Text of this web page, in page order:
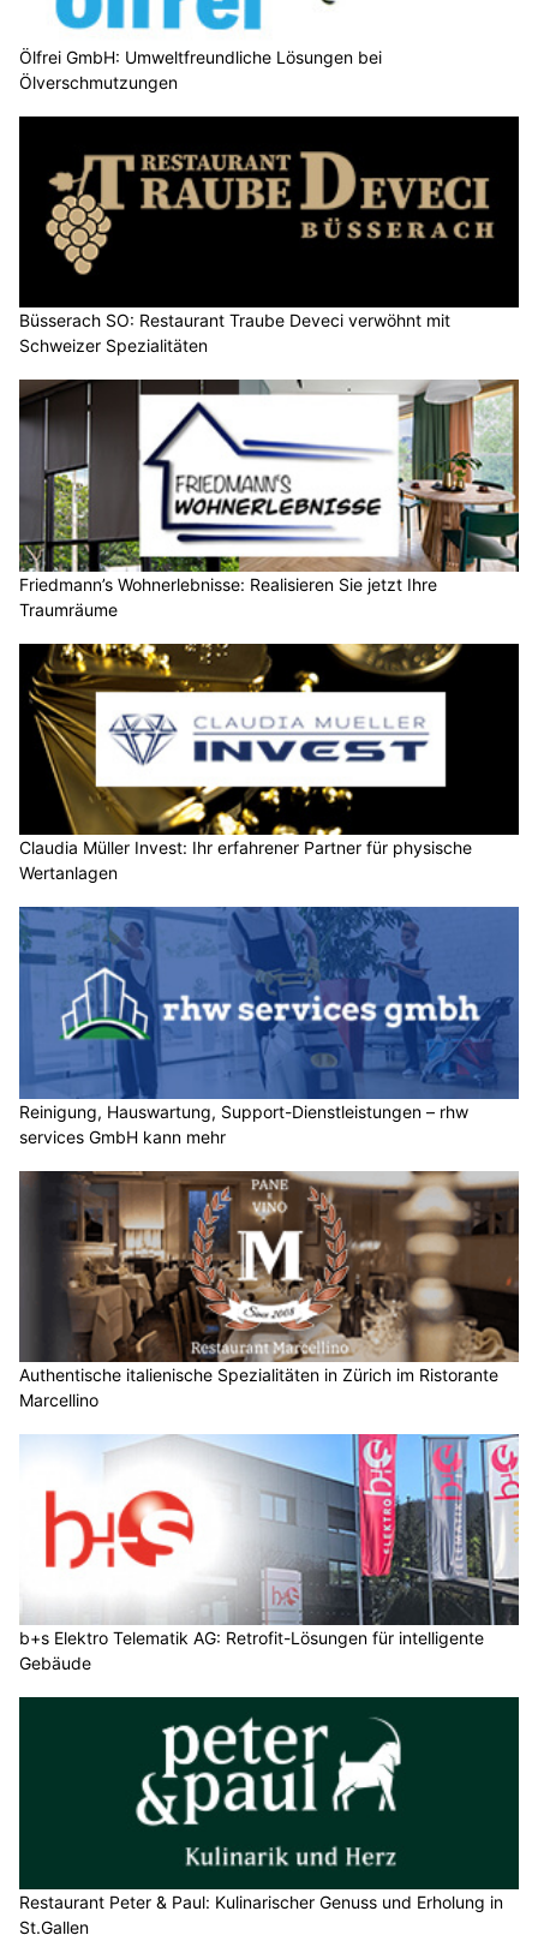
Ölfrei GmbH: Umweltfreundliche Lösungen bei
Ölverschmutzungen
Büsserach SO: Restaurant Traube Deveci verwöhnt mit
Schweizer Spezialitäten
Friedmann’s Wohnerlebnisse: Realisieren Sie jetzt Ihre
Traumräume
Claudia Müller Invest: Ihr erfahrener Partner für physische
Wertanlagen
Reinigung, Hauswartung, Support-Dienstleistungen – rhw
services GmbH kann mehr
Authentische italienische Spezialitäten in Zürich im Ristorante
Marcellino
b+s Elektro Telematik AG: Retrofit-Lösungen für intelligente
Gebäude
Restaurant Peter & Paul: Kulinarischer Genuss und Erholung in
St.Gallen